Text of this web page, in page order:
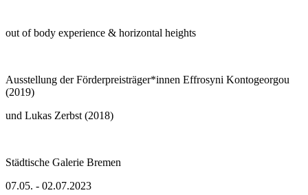
out of body experience & horizontal heights
Ausstellung der Förderpreisträger*innen Effrosyni Kontogeorgou
(2019)
und Lukas Zerbst (2018)
Städtische Galerie Bremen
07.05. - 02.07.2023